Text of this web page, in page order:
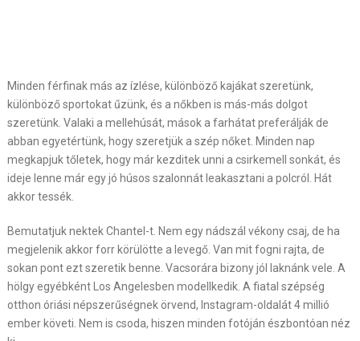
Minden férfinak más az ízlése, különböző kajákat szeretünk,
különböző sportokat űzünk, és a nőkben is más-más dolgot
szeretünk. Valaki a mellehúsát, mások a farhátat preferálják de
abban egyetértünk, hogy szeretjük a szép nőket. Minden nap
megkapjuk tőletek, hogy már kezditek unni a csirkemell sonkát, és
ideje lenne már egy jó húsos szalonnát leakasztani a polcról. Hát
akkor tessék.
Bemutatjuk nektek Chantel-t. Nem egy nádszál vékony csaj, de ha
megjelenik akkor forr körülötte a levegő. Van mit fogni rajta, de
sokan pont ezt szeretik benne. Vacsorára bizony jól laknánk vele. A
hölgy egyébként Los Angelesben modellkedik. A fiatal szépség
otthon óriási népszerűségnek örvend, Instagram-oldalát 4 millió
ember követi. Nem is csoda, hiszen minden fotóján észbontóan néz